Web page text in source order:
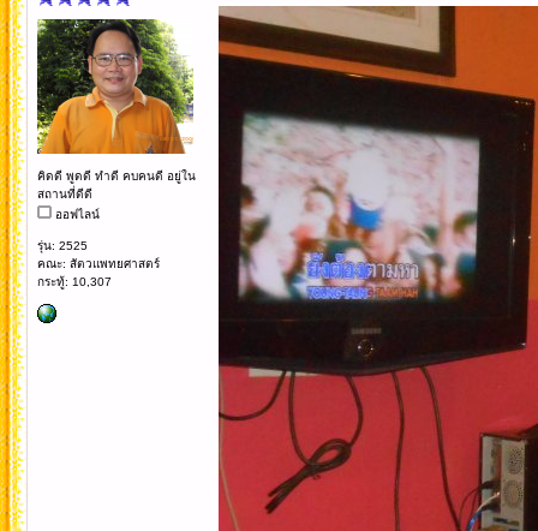
คิดดี พูดดี ทำดี คบคนดี อยู่ใน
สถานที่ดีดี
ออฟไลน์
รุ่น: 2525
คณะ: สัตวแพทยศาสตร์
กระทู้: 10,307